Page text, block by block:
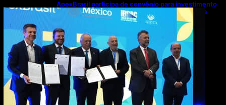
ApexBrasil participa de convênio para investimento
de R$ 2,63 milhões em exportações de cachaça